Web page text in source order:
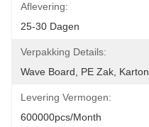
Aflevering:
25-30 Dagen
Verpakking Details:
Wave Board, PE Zak, Karton
Levering Vermogen:
600000pcs/month